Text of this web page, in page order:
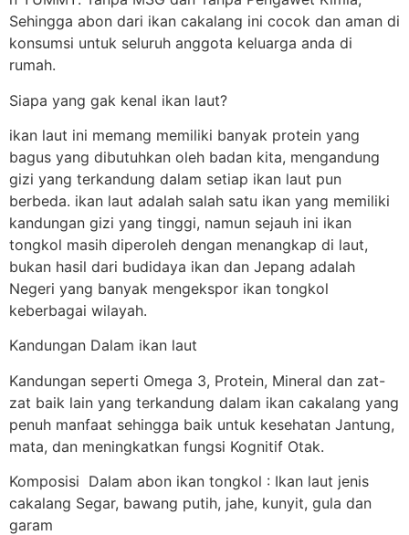
Sehingga abon dari ikan cakalang ini cocok dan aman di
konsumsi untuk seluruh anggota keluarga anda di
rumah.
Siapa yang gak kenal ikan laut?
ikan laut ini memang memiliki banyak protein yang
bagus yang dibutuhkan oleh badan kita, mengandung
gizi yang terkandung dalam setiap ikan laut pun
berbeda. ikan laut adalah salah satu ikan yang memiliki
kandungan gizi yang tinggi, namun sejauh ini ikan
tongkol masih diperoleh dengan menangkap di laut,
bukan hasil dari budidaya ikan dan Jepang adalah
Negeri yang banyak mengekspor ikan tongkol
keberbagai wilayah.
Kandungan Dalam ikan laut
Kandungan seperti Omega 3, Protein, Mineral dan zat-
zat baik lain yang terkandung dalam ikan cakalang yang
penuh manfaat sehingga baik untuk kesehatan Jantung,
mata, dan meningkatkan fungsi Kognitif Otak.
Komposisi Dalam abon ikan tongkol : Ikan laut jenis
cakalang Segar, bawang putih, jahe, kunyit, gula dan
garam